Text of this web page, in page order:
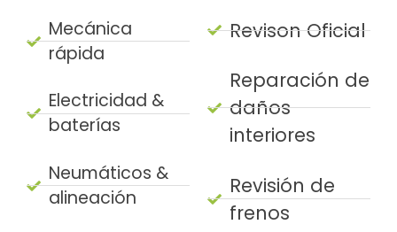
Mecánica
rápida
Electricidad &
baterías
Neumáticos &
alineación
Revison Oficial
Reparación de
daños
interiores
Revisión de
frenos